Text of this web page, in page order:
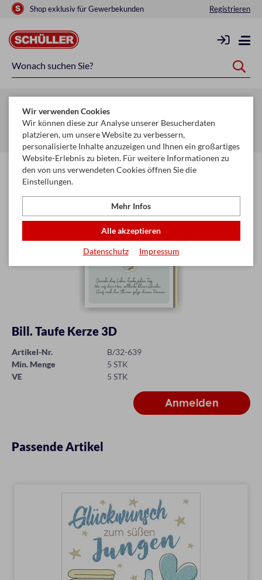
Shop exklusiv für Gewerbekunden Registrieren
Startseite
Glückwunschkarten & Papeterie
Glückwunschkarten Kollektion
Taufe
Bill. Taufe Kerze 3D
Artikel-Nr.
B/32-639
Min. Menge
5 STK
VE
5 STK
Passende Artikel
Wir verwenden Cookies
Wir können diese zur Analyse unserer Besucherdaten
platzieren, um unsere Website zu verbessern,
personalisierte Inhalte anzuzeigen und Ihnen ein großartiges
Website-Erlebnis zu bieten. Für weitere Informationen zu
den von uns verwendeten Cookies öffnen Sie die
Einstellungen.
Mehr Infos
Alle akzeptieren
Datenschutz Impressum